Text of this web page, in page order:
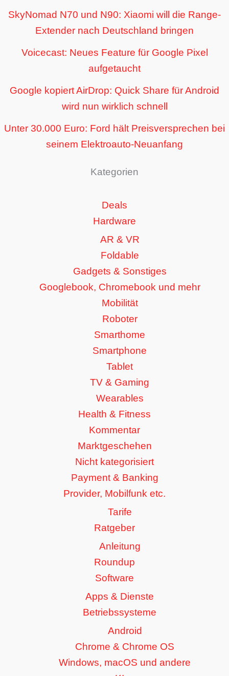
SkyNomad N70 und N90: Xiaomi will die Range-
Extender nach Deutschland bringen
Voicecast: Neues Feature für Google Pixel
aufgetaucht
Google kopiert AirDrop: Quick Share für Android
wird nun wirklich schnell
Unter 30.000 Euro: Ford hält Preisversprechen bei
seinem Elektroauto-Neuanfang
Kategorien
Deals
Hardware
AR & VR
Foldable
Gadgets & Sonstiges
Googlebook, Chromebook und mehr
Mobilität
Roboter
Smarthome
Smartphone
Tablet
TV & Gaming
Wearables
Health & Fitness
Kommentar
Marktgeschehen
Nicht kategorisiert
Payment & Banking
Provider, Mobilfunk etc.
Tarife
Ratgeber
Anleitung
Roundup
Software
Apps & Dienste
Betriebssysteme
Android
Chrome & Chrome OS
Windows, macOS und andere